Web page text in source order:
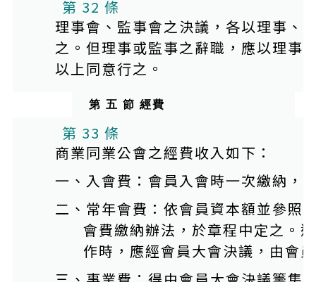
第 32 條
理事會、監事會之決議，各以理事、
之。但理事或監事之辭職，應以理事
以上同意行之。
第 五 節 經費
第 33 條
商業同業公會之經費收入如下：
一、入會費：會員入會時一次繳納，
二、常年會費：依會員資本額並參照
會費繳納辦法，於章程中定之。
作時，應經會員大會決議，由會